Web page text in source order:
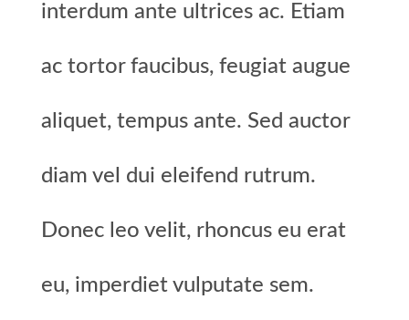
interdum ante ultrices ac. Etiam
ac tortor faucibus, feugiat augue
aliquet, tempus ante. Sed auctor
diam vel dui eleifend rutrum.
Donec leo velit, rhoncus eu erat
eu, imperdiet vulputate sem.